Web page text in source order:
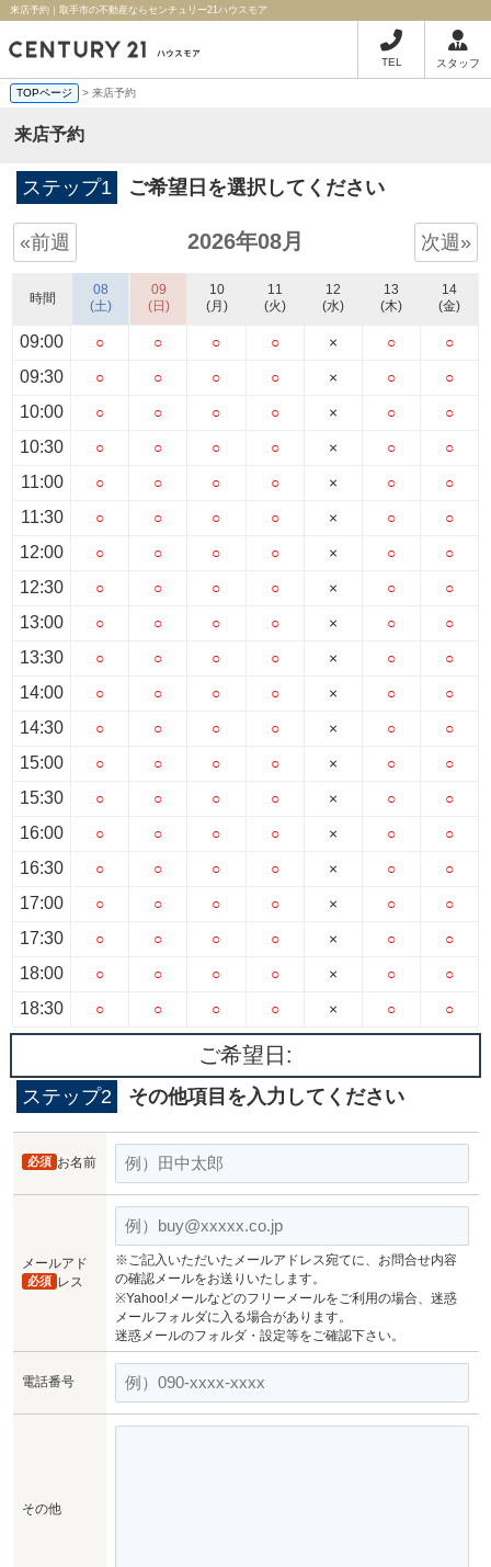
来店予約｜取手市の不動産ならセンチュリー21ハウスモア
TEL スタッフ
TOPページ > 来店予約
来店予約
ステップ1 ご希望日を選択してください
«前週 2026年08月 次週»
時間
09:00
09:30
10:00
10:30
11:00
11:30
12:00
12:30
13:00
13:30
14:00
14:30
15:00
15:30
16:00
16:30
17:00
17:30
18:00
18:30
08
(土)
○
○
○
○
○
○
○
○
○
○
○
○
○
○
○
○
○
○
○
○
09
(日)
○
○
○
○
○
○
○
○
○
○
○
○
○
○
○
○
○
○
○
○
10
(月)
○
○
○
○
○
○
○
○
○
○
○
○
○
○
○
○
○
○
○
○
11
(火)
○
○
○
○
○
○
○
○
○
○
○
○
○
○
○
○
○
○
○
○
12
(水)
×
×
×
×
×
×
×
×
×
×
×
×
×
×
×
×
×
×
×
×
13
(木)
○
○
○
○
○
○
○
○
○
○
○
○
○
○
○
○
○
○
○
○
14
(金)
○
○
○
○
○
○
○
○
○
○
○
○
○
○
○
○
○
○
○
○
ご希望日:
ステップ2 その他項目を入力してください
お名前
必須
メールアド
レス
必須
※ご記入いただいたメールアドレス宛てに、お問合せ内容
の確認メールをお送りいたします。
※Yahoo!メールなどのフリーメールをご利用の場合、迷惑
メールフォルダに入る場合があります。
迷惑メールのフォルダ・設定等をご確認下さい。
電話番号
その他